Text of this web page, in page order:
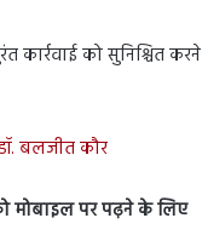
को सुनिश्चित करने
बलजीत कौर
मोबाइल पर पढ़ने के लिए